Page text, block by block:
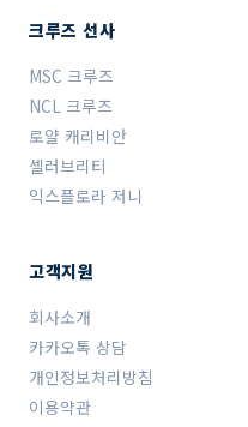
크루즈 선사
MSC 크루즈
NCL 크루즈
로얄 캐리비안
셀러브리티
익스플로라 저니
고객지원
회사소개
카카오톡 상담
개인정보처리방침
이용약관